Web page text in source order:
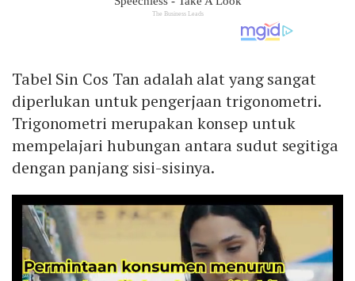
Tabel Sin Cos Tan adalah alat yang sangat
diperlukan untuk pengerjaan trigonometri.
Trigonometri merupakan konsep untuk
mempelajari hubungan antara sudut segitiga
dengan panjang sisi-sisinya.